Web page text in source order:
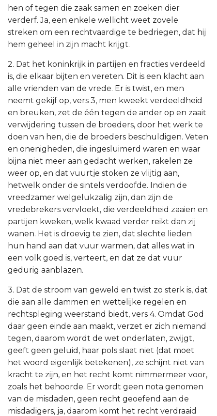
hen of tegen die zaak samen en zoeken dier
verderf. Ja, een enkele wellicht weet zovele
streken om een rechtvaardige te bedriegen, dat hij
hem geheel in zijn macht krijgt.
2. Dat het koninkrijk in partijen en fracties verdeeld
is, die elkaar bijten en vereten. Dit is een klacht aan
alle vrienden van de vrede. Er is twist, en men
neemt gekijf op, vers 3, men kweekt verdeeldheid
en breuken, zet de één tegen de ander op en zaait
verwijdering tussen de broeders, door het werk te
doen van hen, die de broeders beschuldigen. Veten
en onenigheden, die ingesluimerd waren en waar
bijna niet meer aan gedacht werken, rakelen ze
weer op, en dat vuurtje stoken ze vlijtig aan,
hetwelk onder de sintels verdoofde. Indien de
vreedzamer welgelukzalig zijn, dan zijn de
vredebrekers vervloekt, die verdeeldheid zaaien en
partijen kweken, welk kwaad verder reikt dan zij
wanen. Het is droevig te zien, dat slechte lieden
hun hand aan dat vuur warmen, dat alles wat in
een volk goed is, verteert, en dat ze dat vuur
gedurig aanblazen.
3. Dat de stroom van geweld en twist zo sterk is, dat
die aan alle dammen en wettelijke regelen en
rechtspleging weerstand biedt, vers 4. Omdat God
daar geen einde aan maakt, verzet er zich niemand
tegen, daarom wordt de wet onderlaten, zwijgt,
geeft geen geluid, haar pols slaat niet (dat moet
het woord eigenlijk betekenen), ze schijnt niet van
kracht te zijn, en het recht komt nimmermeer voor,
zoals het behoorde. Er wordt geen nota genomen
van de misdaden, geen recht geoefend aan de
misdadigers, ja, daarom komt het recht verdraaid